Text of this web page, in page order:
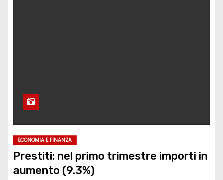
ECONOMIA E FINANZA
Prestiti: nel primo trimestre importi in
aumento (9.3%)